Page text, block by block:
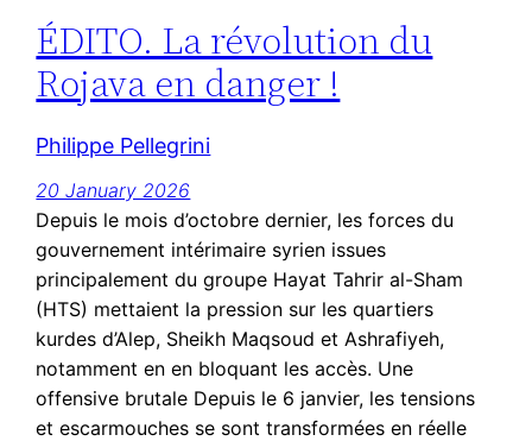
ÉDITO. La révolution du
Rojava en danger !
Philippe Pellegrini
20 January 2026
Depuis le mois d’octobre dernier, les forces du
gouvernement intérimaire syrien issues
principalement du groupe Hayat Tahrir al-Sham
(HTS) mettaient la pression sur les quartiers
kurdes d’Alep, Sheikh Maqsoud et Ashrafiyeh,
notamment en en bloquant les accès. Une
offensive brutale Depuis le 6 janvier, les tensions
et escarmouches se sont transformées en réelle